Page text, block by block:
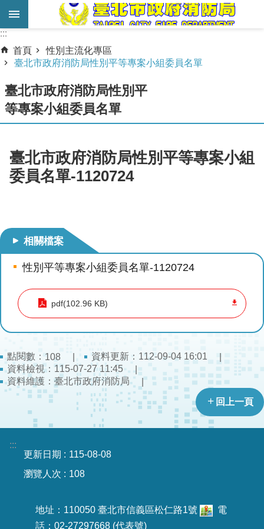
跳到主要內容區塊
進
階
尋
業
服
務
介
宣
導
教
育
專
區
民
力
政
府
:::
:::
首頁
性別主流化專區
臺北市政府消防局性別平等專案小組委員名單
臺北市政府消防局性別平
等專案小組委員名單
臺北市政府消防局性別平等專案小組
委員名單-1120724
相關檔案
性別平等專案小組委員名單-1120724
pdf(102.96 KB)
點閱數： 108
資料更新：112-09-04 16:01
資料檢視：115-07-27 11:45
資料維護：臺北市政府消防局
回上一頁
:::
更新日期
115-08-08
瀏覽人次
108
地址：110050 臺北市信義區松仁路1號
電
話：02-27297668 (代表號)